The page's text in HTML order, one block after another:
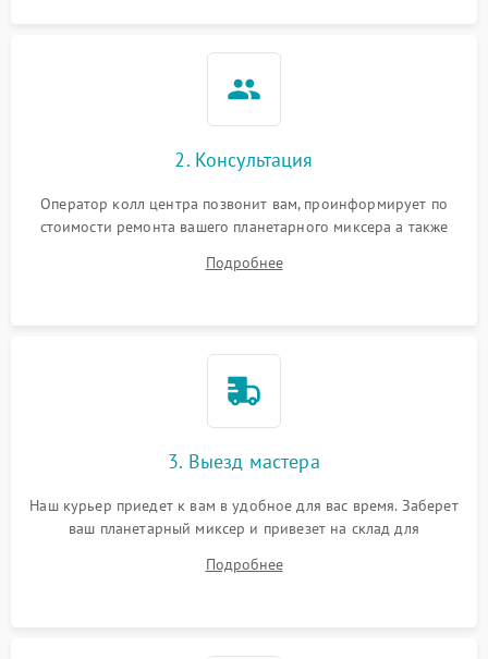
1000 ₽
Поломка системы защиты
1000 ₽
2. Консультация
Оператор колл центра позвонит вам, проинформирует по
стоимости ремонта вашего планетарного миксера а также
Подробнее
3. Выезд мастера
Наш курьер приедет к вам в удобное для вас время. Заберет
ваш планетарный миксер и привезет на склад для
Подробнее